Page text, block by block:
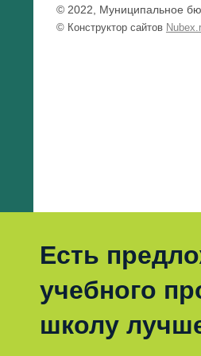
© 2022, Муниципальное
© Конструктор сайтов
Есть
учебного
школу